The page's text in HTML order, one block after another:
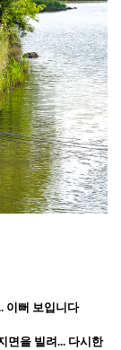
이뻐 보입니다
면을 빌려... 다시한